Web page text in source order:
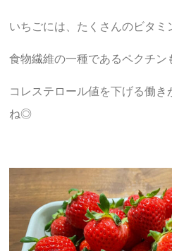
いちごには、たくさんのビタミ
食物繊維の一種であるペクチン
コレステロール値を下げる働
ね◎